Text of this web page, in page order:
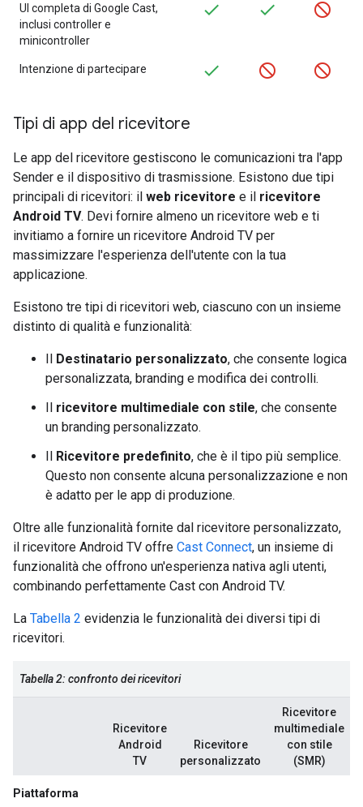
UI completa di Google Cast,
inclusi controller e
minicontroller
Intenzione di partecipare
Tipi di app del ricevitore
Le app del ricevitore gestiscono le comunicazioni tra l'app
Sender e il dispositivo di trasmissione. Esistono due tipi
principali di ricevitori: il web ricevitore e il ricevitore
Android TV. Devi fornire almeno un ricevitore web e ti
invitiamo a fornire un ricevitore Android TV per
massimizzare l'esperienza dell'utente con la tua
applicazione.
Esistono tre tipi di ricevitori web, ciascuno con un insieme
distinto di qualità e funzionalità:
Il Destinatario personalizzato, che consente logica
personalizzata, branding e modifica dei controlli.
Il ricevitore multimediale con stile, che consente
un branding personalizzato.
Il Ricevitore predefinito, che è il tipo più semplice.
Questo non consente alcuna personalizzazione e non
è adatto per le app di produzione.
Oltre alle funzionalità fornite dal ricevitore personalizzato,
il ricevitore Android TV offre Cast Connect, un insieme di
funzionalità che offrono un'esperienza nativa agli utenti,
combinando perfettamente Cast con Android TV.
La Tabella 2 evidenzia le funzionalità dei diversi tipi di
ricevitori.
Tabella 2: confronto dei ricevitori
Ricevitore
Android
TV
Ricevitore
personalizzato
Ricevitore
multimediale
con stile
(SMR)
Piattaforma